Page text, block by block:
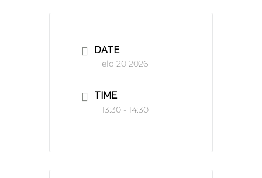
DATE
elo 20 2026
TIME
13:30 - 14:30